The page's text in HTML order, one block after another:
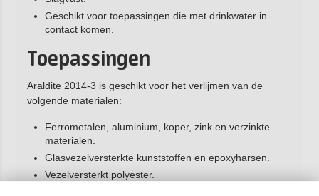
Geschikt voor toepassingen die met drinkwater in
contact komen.
Toepassingen
Araldite 2014-3 is geschikt voor het verlijmen van de
volgende materialen:
Ferrometalen, aluminium, koper, zink en verzinkte
materialen.
Glasvezelversterkte kunststoffen en epoxyharsen.
Vezelversterkt polyester.